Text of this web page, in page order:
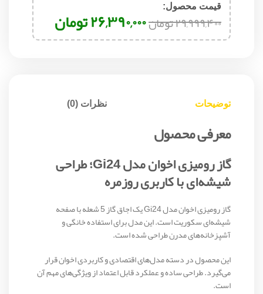
قیمت محصول:​
۲۹,۹۹۹,۴۰۰تومان۲۶,۳۹۰,۰۰۰تومان
توضیحات نظرات (0)
معرفی محصول
گاز رومیزی اخوان مدل Gi24؛ طراحی
شیشه‌ای با کاربری روزمره
گاز رومیزی اخوان مدل Gi24 یک اجاق گاز 5 شعله با صفحه
شیشه‌ای سکوریت است. این مدل برای استفاده خانگی و
آشپزخانه‌های مدرن طراحی شده است.
این محصول در دسته مدل‌های اقتصادی و کاربردی اخوان قرار
می‌گیرد. طراحی ساده و عملکرد قابل اعتماد از ویژگی‌های مهم آن
است.